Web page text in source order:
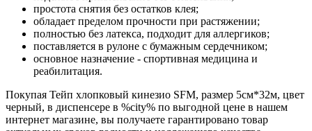
простота снятия без остатков клея;
обладает пределом прочности при растяжении;
полностью без латекса, подходит для аллергиков;
поставляется в рулоне с бумажным сердечником;
основное назначение - спортивная медицина и
реабилитация.
Покупая Тейп хлопковый кинезио SFM, размер 5см*32м, цвет
черный, в диспенсере в %city% по выгодной цене в нашем
интернет магазине, вы получаете гарантировано товар